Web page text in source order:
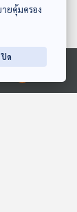
28:26
ายคุ้มครอง
ปิด